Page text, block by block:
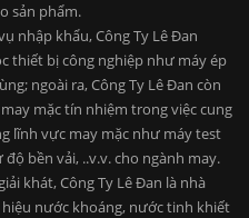
sản phẩm.
nhập khẩu, Công Ty Lê Đan
thiết bị công nghiệp như máy ép
ngoài ra, Công Ty Lê Đan còn
mặc tín nhiệm trong việc cung
lĩnh vực may mặc như máy test
bền vải, ..v.v. cho ngành may.
khát, Công Ty Lê Đan là nhà
nước khoáng, nước tinh khiết